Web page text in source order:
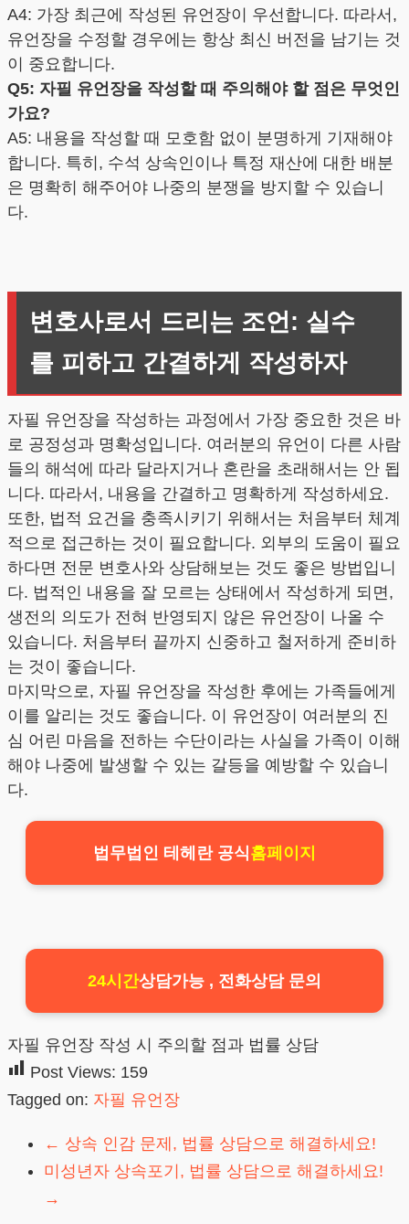
A4: 가장 최근에 작성된 유언장이 우선합니다. 따라서,
유언장을 수정할 경우에는 항상 최신 버전을 남기는 것
이 중요합니다.
Q5: 자필 유언장을 작성할 때 주의해야 할 점은 무엇인
가요?
A5: 내용을 작성할 때 모호함 없이 분명하게 기재해야
합니다. 특히, 수석 상속인이나 특정 재산에 대한 배분
은 명확히 해주어야 나중의 분쟁을 방지할 수 있습니
다.
변호사로서 드리는 조언: 실수
를 피하고 간결하게 작성하자
자필 유언장을 작성하는 과정에서 가장 중요한 것은 바
로 공정성과 명확성입니다. 여러분의 유언이 다른 사람
들의 해석에 따라 달라지거나 혼란을 초래해서는 안 됩
니다. 따라서, 내용을 간결하고 명확하게 작성하세요.
또한, 법적 요건을 충족시키기 위해서는 처음부터 체계
적으로 접근하는 것이 필요합니다. 외부의 도움이 필요
하다면 전문 변호사와 상담해보는 것도 좋은 방법입니
다. 법적인 내용을 잘 모르는 상태에서 작성하게 되면,
생전의 의도가 전혀 반영되지 않은 유언장이 나올 수
있습니다. 처음부터 끝까지 신중하고 철저하게 준비하
는 것이 좋습니다.
마지막으로, 자필 유언장을 작성한 후에는 가족들에게
이를 알리는 것도 좋습니다. 이 유언장이 여러분의 진
심 어린 마음을 전하는 수단이라는 사실을 가족이 이해
해야 나중에 발생할 수 있는 갈등을 예방할 수 있습니
다.
법무법인 테헤란 공식홈페이지
24시간상담가능 , 전화상담 문의
자필 유언장 작성 시 주의할 점과 법률 상담
Post Views: 159
Tagged on: 자필 유언장
← 상속 인감 문제, 법률 상담으로 해결하세요!
미성년자 상속포기, 법률 상담으로 해결하세요!
→